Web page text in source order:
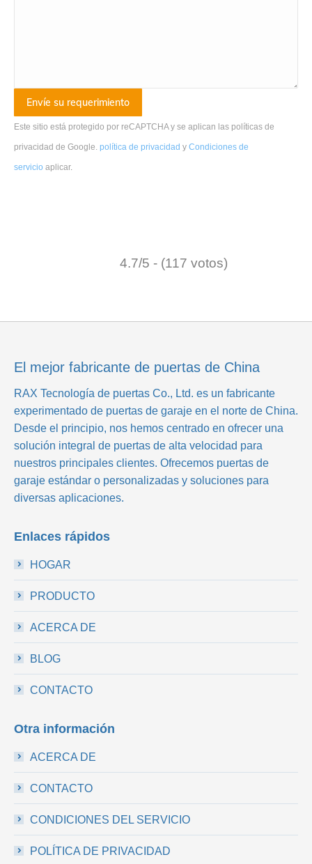
Este sitio está protegido por reCAPTCHA y se aplican las políticas de
privacidad de Google. política de privacidad y Condiciones de
servicio aplicar.
4.7/5 - (117 votos)
El mejor fabricante de puertas de China
RAX Tecnología de puertas Co., Ltd. es un fabricante
experimentado de puertas de garaje en el norte de China.
Desde el principio, nos hemos centrado en ofrecer una
solución integral de puertas de alta velocidad para
nuestros principales clientes. Ofrecemos puertas de
garaje estándar o personalizadas y soluciones para
diversas aplicaciones.
Enlaces rápidos
HOGAR
PRODUCTO
ACERCA DE
BLOG
CONTACTO
Otra información
ACERCA DE
CONTACTO
CONDICIONES DEL SERVICIO
POLÍTICA DE PRIVACIDAD